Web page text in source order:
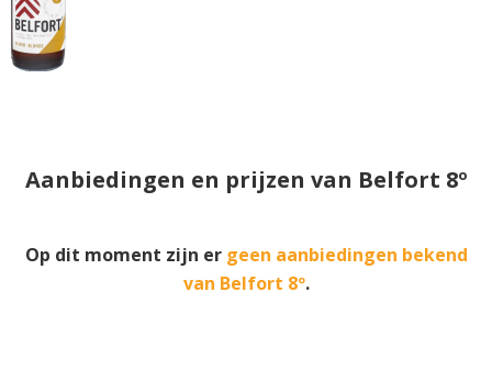
Aanbiedingen en prijzen van Belfort 8º
Op dit moment zijn er geen aanbiedingen bekend
van Belfort 8º.